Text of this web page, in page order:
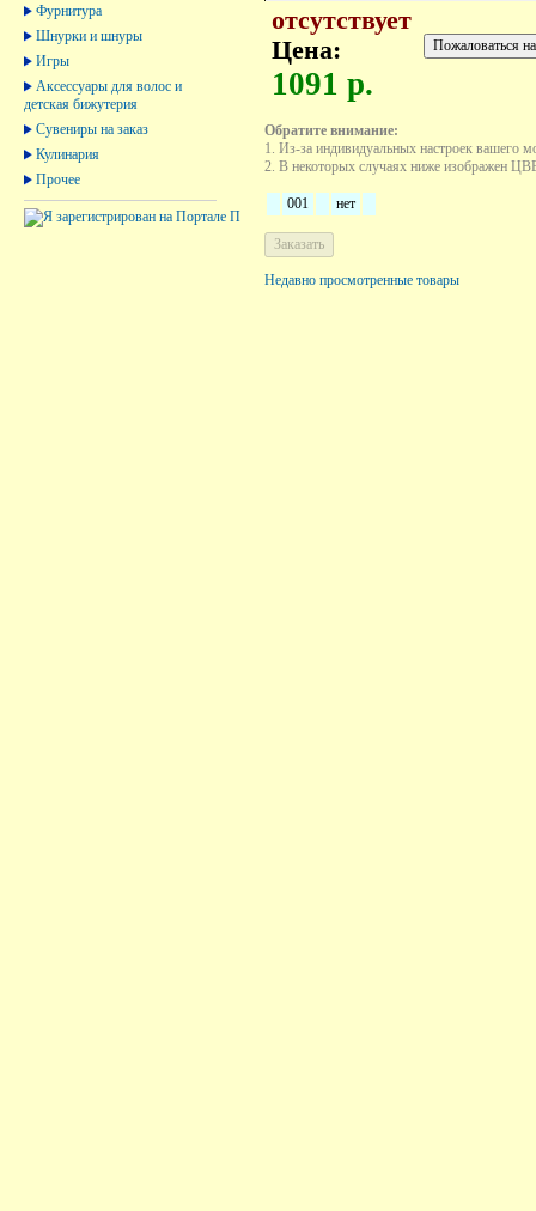
Фурнитура
Шнурки и шнуры
Игры
Аксессуары для волос и
детская бижутерия
Сувениры на заказ
Кулинария
Прочее
отсутствует
Цена:
1091 р.
Обратите внимание:
1. Из-за индивидуальных настроек вашего
2. В некоторых случаях ниже изображен
001 нет
Недавно просмотренные товары